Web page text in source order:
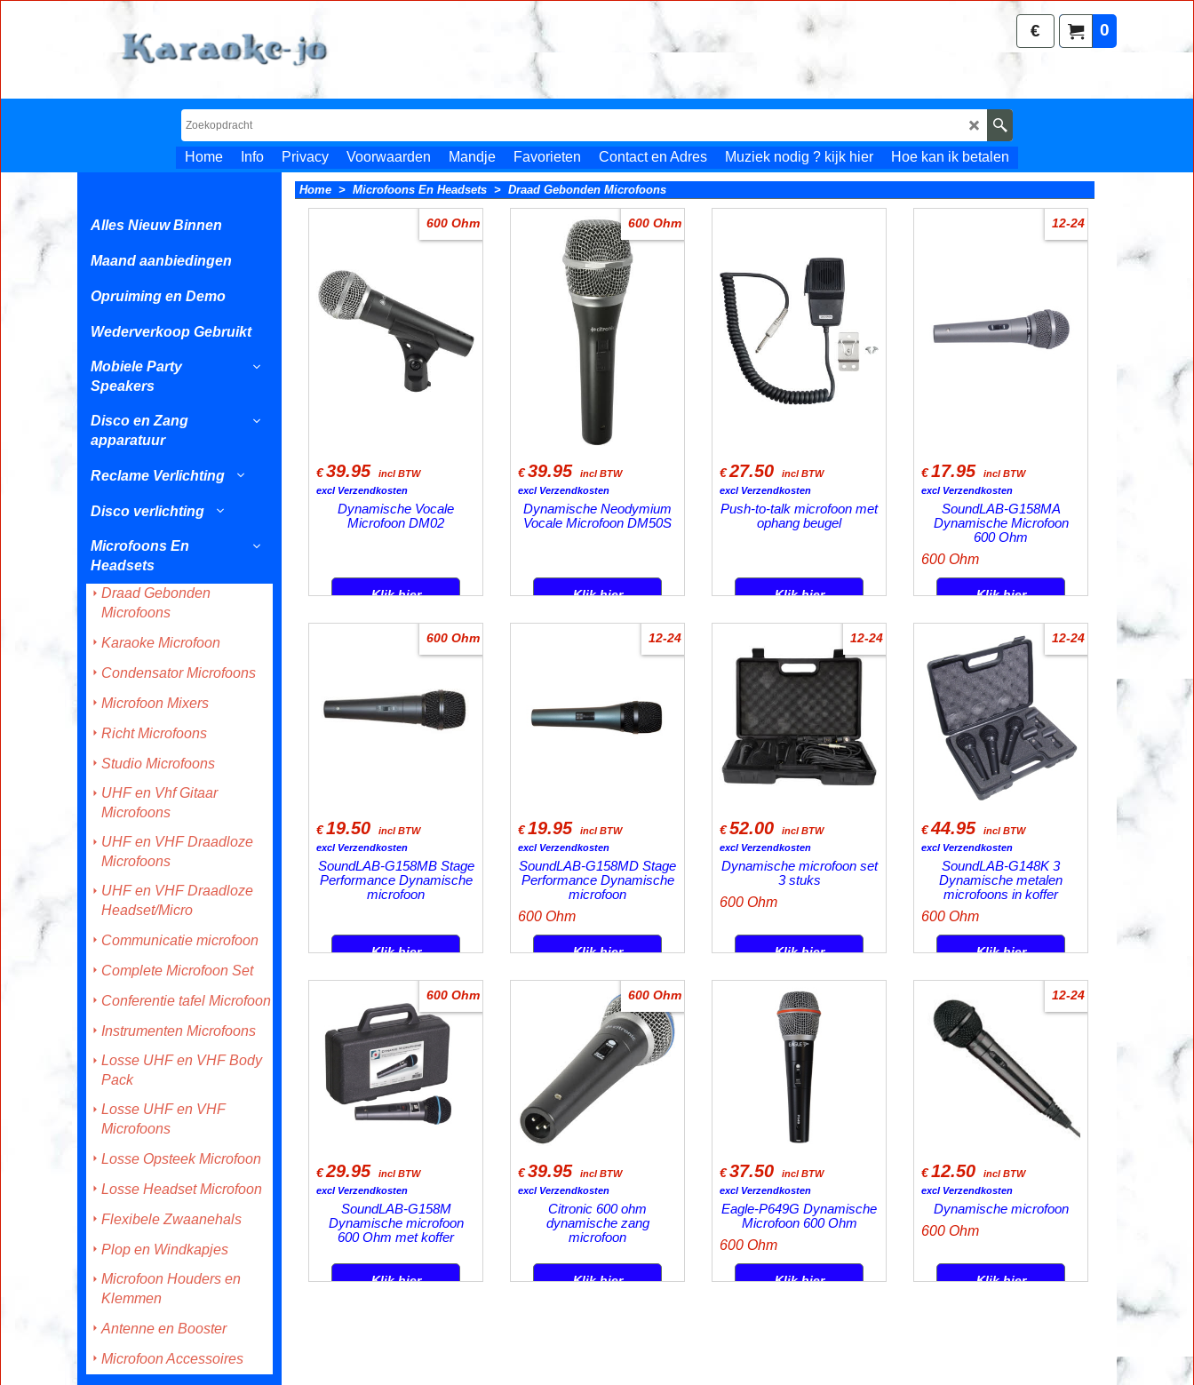
0
€
Home Info Privacy Voorwaarden Mandje Favorieten Contact en Adres Muziek nodig ? kijk hier Hoe kan ik betalen
Alles Nieuw Binnen
Maand aanbiedingen
Opruiming en Demo
Wederverkoop Gebruikt
Mobiele Party
Speakers
Disco en Zang
apparatuur
Reclame Verlichting
Disco verlichting
Microfoons En
Headsets
Draad Gebonden
Microfoons
Karaoke Microfoon
Condensator Microfoons
Microfoon Mixers
Richt Microfoons
Studio Microfoons
UHF en Vhf Gitaar
Microfoons
UHF en VHF Draadloze
Microfoons
UHF en VHF Draadloze
Headset/Micro
Communicatie microfoon
Complete Microfoon Set
Conferentie tafel Microfoon
Instrumenten Microfoons
Losse UHF en VHF Body
Pack
Losse UHF en VHF
Microfoons
Losse Opsteek Microfoon
Losse Headset Microfoon
Flexibele Zwaanehals
Plop en Windkapjes
Microfoon Houders en
Klemmen
Antenne en Booster
Microfoon Accessoires
Home > Microfoons En Headsets > Draad Gebonden Microfoons
600 Ohm
€39.95
incl BTW
excl Verzendkosten
Dynamische Vocale
Microfoon DM02
Klik hier
600 Ohm
€39.95
incl BTW
excl Verzendkosten
Dynamische Neodymium
Vocale Microfoon DM50S
Klik hier
€27.50
incl BTW
excl Verzendkosten
Push-to-talk microfoon met
ophang beugel
Klik hier
12-24
€17.95
incl BTW
excl Verzendkosten
SoundLAB-G158MA
Dynamische Microfoon
600 Ohm
600 Ohm
Klik hier
600 Ohm
€19.50
incl BTW
excl Verzendkosten
SoundLAB-G158MB Stage
Performance Dynamische
12-24
€19.95
incl BTW
excl Verzendkosten
SoundLAB-G158MD Stage
Performance Dynamische
microfoon
600 Ohm
12-24
€52.00
incl BTW
excl Verzendkosten
Dynamische microfoon set
12-24
€44.95
incl BTW
excl Verzendkosten
SoundLAB-G148K 3
Dynamische metalen
microfoons in koffer
600 Ohm
600 Ohm
29.95
incl BTW
excl Verzendkosten
Dynamische microfoon
600 Ohm met koffer
600 Ohm
39.95
incl BTW
excl Verzendkosten
microfoon
37.50
incl BTW
12.50
excl Verzendkosten
600 Ohm